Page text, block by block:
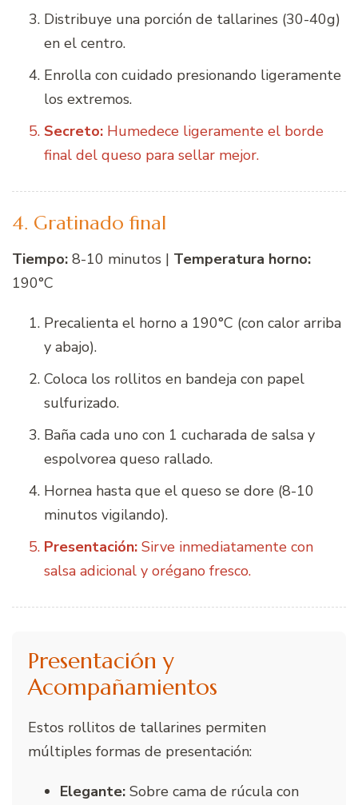
Distribuye una porción de tallarines (30-40g)
en el centro.
Enrolla con cuidado presionando ligeramente
los extremos.
Secreto: Humedece ligeramente el borde
final del queso para sellar mejor.
4. Gratinado final
Tiempo: 8-10 minutos | Temperatura horno:
190°C
Precalienta el horno a 190°C (con calor arriba
y abajo).
Coloca los rollitos en bandeja con papel
sulfurizado.
Baña cada uno con 1 cucharada de salsa y
espolvorea queso rallado.
Hornea hasta que el queso se dore (8-10
minutos vigilando).
Presentación: Sirve inmediatamente con
salsa adicional y orégano fresco.
Presentación y
Acompañamientos
Estos rollitos de tallarines permiten
múltiples formas de presentación:
Elegante: Sobre cama de rúcula con